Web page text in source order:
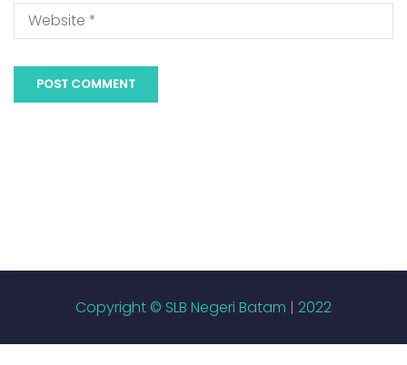
Copyright © SLB Negeri Batam | 2022